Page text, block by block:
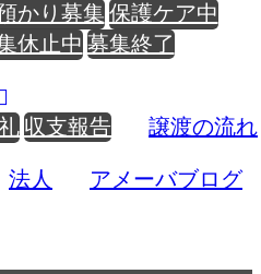
かり募集 保護ケア中
休止中 募集終了
収支報告 譲渡の流れ
法人 アメーバブログ